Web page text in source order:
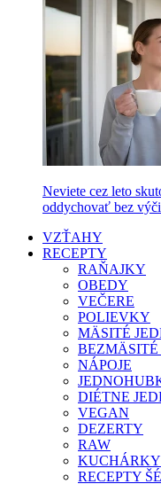
Neviete cez leto
oddychovať bez
VZŤAHY
RECEPTY
RAŇAJKY
OBEDY
VEČERE
POLIEVKY
MÄSITÉ
BEZMÄSITÉ
NÁPOJE
DIÉTNE
VEGAN
DEZERTY
RAW
KUCHÁRKY
RECEPTY